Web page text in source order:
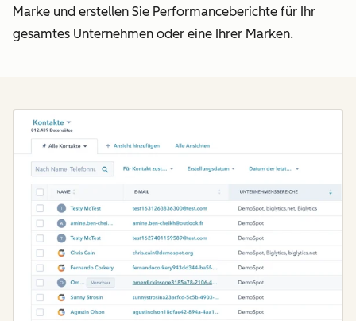
Marke und erstellen Sie Performanceberichte für Ihr
gesamtes Unternehmen oder eine Ihrer Marken.